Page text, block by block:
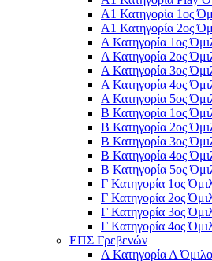
Α1 Κατηγορία 1ος
Α1 Κατηγορία 2ος
Α Κατηγορία 1ος
Α Κατηγορία 2ος
Α Κατηγορία 3ος
Α Κατηγορία 4ος
Α Κατηγορία 5ος
Β Κατηγορία 1ος
Β Κατηγορία 2ος
Β Κατηγορία 3ος
Β Κατηγορία 4ος
Β Κατηγορία 5ος
Γ Κατηγορία 1ος
Γ Κατηγορία 2ος
Γ Κατηγορία 3ος
Γ Κατηγορία 4ος
ΕΠΣ Γρεβενών
Α Κατηγορία Α